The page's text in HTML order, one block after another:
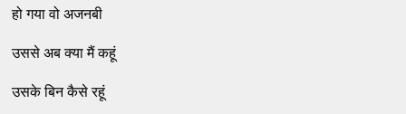
हो गया वो अजनबी
उससे अब क्‍या मैं कहूं
उसके बिन कैसे रहूं